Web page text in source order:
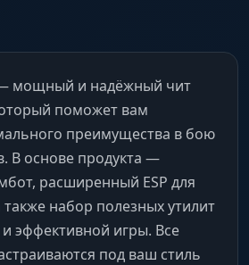
мощный и надёжный чит
поможет вам
преимущества в бою
В основе продукта —
расширенный ESP для
также набор полезных утилит
эффективной игры. Все
под ваш стиль